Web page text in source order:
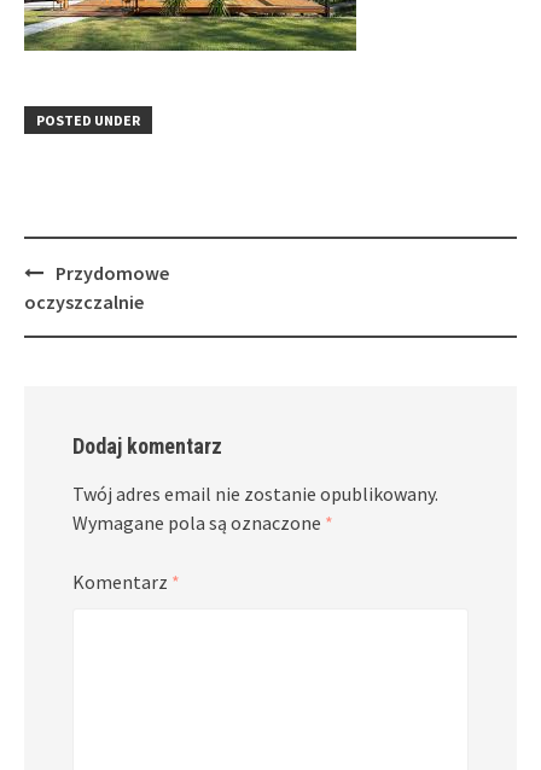
POSTED UNDER
Post
navigation
Przydomowe
oczyszczalnie
Dodaj komentarz
Twój adres email nie zostanie opublikowany.
Wymagane pola są oznaczone *
Komentarz *